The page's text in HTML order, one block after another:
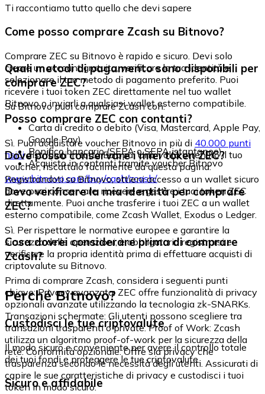
Ti raccontiamo tutto quello che devi sapere
Come posso comprare Zcash su Bitnovo?
Comprare ZEC su Bitnovo è rapido e sicuro. Devi solo
creare un account gratuito, verificare la tua identità e
selezionare il tuo metodo di pagamento preferito. Puoi
ricevere i tuoi token ZEC direttamente nel tuo wallet
Bitnovo o inviarli a qualsiasi wallet esterno compatibile.
Quali metodi di pagamento sono disponibili per
comprare ZEC?
Su Bitnovo puoi comprare Zcash con:
Carta di credito o debito (Visa, Mastercard, Apple Pay,
Google Pay)
Bonifico bancario (SEPA o SEPA istantaneo)
Acquisto in contanti tramite voucher Bitnovo
Posso comprare ZEC con contanti?
Sì. Puoi acquistare voucher Bitnovo in più di 40.000 punti
fisicidistribuiti in tutta Europa. Una volta ottenuto il tuo
voucher, riscattalo facilmente da questa pagina:
www.bitnovo.com/buy/cash/zcash/
Dove posso conservare i miei token ZEC?
Registrandoti su Bitnovo, ottieni accesso a un wallet sicuro
dove puoi conservare, ricevere e gestire i tuoi token ZEC
direttamente. Puoi anche trasferire i tuoi ZEC a un wallet
esterno compatibile, come Zcash Wallet, Exodus o Ledger.
Devo verificare la mia identità per comprare
ZEC?
Sì. Per rispettare le normative europee e garantire la
sicurezza delle operazioni, è obbligatorio registrarsi e
verificare la propria identità prima di effettuare acquisti di
criptovalute su Bitnovo.
Cosa dovrei considerare prima di comprare
Zcash?
Prima di comprare Zcash, considera i seguenti punti
chiave: Privacy avanzata: ZEC offre funzionalità di privacy
opzionali avanzate utilizzando la tecnologia zk-SNARKs.
Transazioni schermate: Gli utenti possono scegliere tra
transazioni trasparenti o private. Proof of Work: Zcash
utilizza un algoritmo proof-of-work per la sicurezza della
rete. Conformità opzionale: Offre sia privacy che
trasparenza secondo le necessità degli utenti. Assicurati di
capire le sue caratteristiche di privacy e custodisci i tuoi
token in modo sicuro.
Perché Bitnovo?
Custodisci le tue criptovalute
Il modo sicuro e conveniente per avere il controllo totale
dei tuoi fondi e proteggere le tue criptovalute.
Sicuro e affidabile